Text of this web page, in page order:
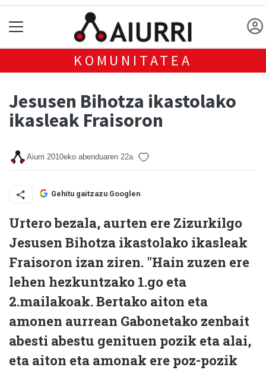
KOMUNITATEA
Jesusen Bihotza ikastolako
ikasleak Fraisoron
Aiurri 2010eko abenduaren 22a
Gehitu gaitzazu Googlen
Urtero bezala, aurten ere Zizurkilgo
Jesusen Bihotza ikastolako ikasleak
Fraisoron izan ziren. "Hain zuzen ere
lehen hezkuntzako 1.go eta
2.mailakoak. Bertako aiton eta
amonen aurrean Gabonetako zenbait
abesti abestu genituen pozik eta alai,
eta aiton eta amonak ere poz-pozik